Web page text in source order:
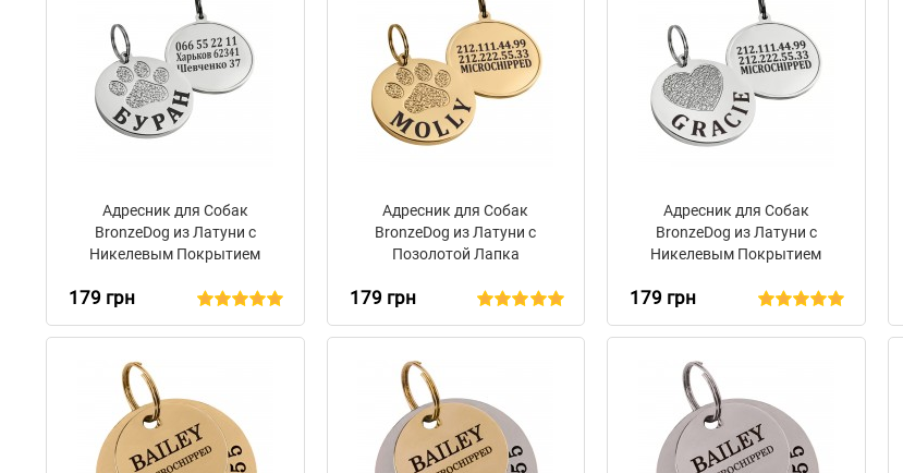
Адресник для Собак
BronzeDog из Латуни с
Никелевым Покрытием
179 грн
Адресник для Собак
BronzeDog из Латуни с
Позолотой Лапка
179 грн
Адресник для Собак
BronzeDog из Латуни с
Никелевым Покрытием
179 грн